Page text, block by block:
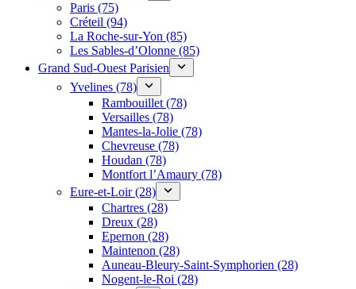
Paris (75)
Créteil (94)
La Roche-sur-Yon (85)
Les Sables-d’Olonne (85)
Grand Sud-Ouest Parisien
Yvelines (78)
Rambouillet (78)
Versailles (78)
Mantes-la-Jolie (78)
Chevreuse (78)
Houdan (78)
Montfort l’Amaury (78)
Eure-et-Loir (28)
Chartres (28)
Dreux (28)
Epernon (28)
Maintenon (28)
Auneau-Bleury-Saint-Symphorien (28)
Nogent-le-Roi (28)